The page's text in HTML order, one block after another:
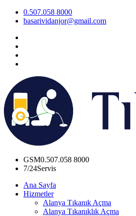
0.507.058 8000
basarividanjor@gmail.com
GSM0.507.058 8000
7/24Servis
Ana Sayfa
Hizmetler
Alanya Tıkanık Açma
Alanya Tıkanıklık Açma